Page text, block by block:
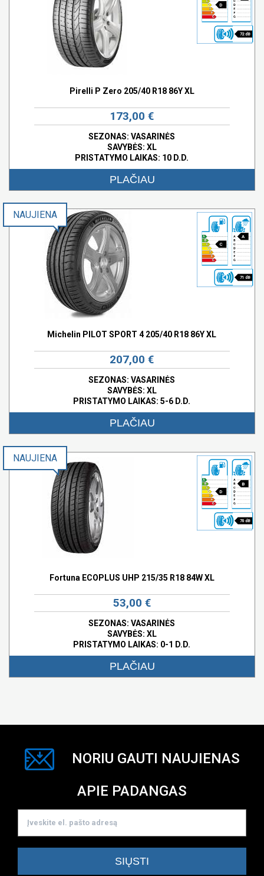
D
72 dB
Pirelli P Zero 205/40 R18 86Y XL
173,00 €
SEZONAS: VASARINĖS
SAVYBĖS: XL
PRISTATYMO LAIKAS: 10 D.D.
PLAČIAU
C
A
71 dB
NAUJIENA
Michelin PILOT SPORT 4 205/40 R18 86Y XL
207,00 €
SEZONAS: VASARINĖS
SAVYBĖS: XL
PRISTATYMO LAIKAS: 5-6 D.D.
PLAČIAU
D
B
70 dB
NAUJIENA
Fortuna ECOPLUS UHP 215/35 R18 84W XL
53,00 €
SEZONAS: VASARINĖS
SAVYBĖS: XL
PRISTATYMO LAIKAS: 0-1 D.D.
PLAČIAU
NORIU GAUTI NAUJIENAS
APIE PADANGAS